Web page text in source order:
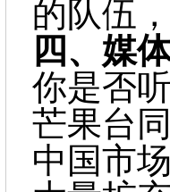
的队伍
四、 媒
你是否
芒果台
中国市